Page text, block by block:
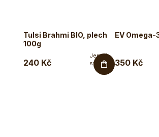
Tulsi Brahmi BIO, plech
100g
240 Kč
Jemná
sypká
bylinná
EV Omega-
350 Kč